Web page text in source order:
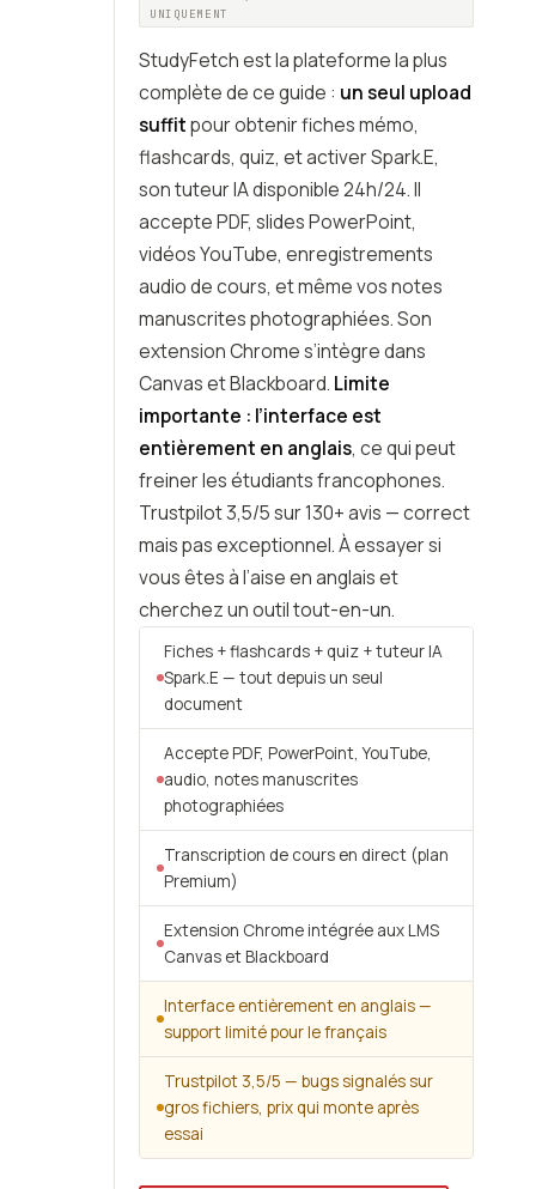
UNIQUEMENT
StudyFetch est la plateforme la plus
complète de ce guide : un seul upload
suffitpour obtenir fiches mémo,
flashcards, quiz, et activer Spark.E,
son tuteur IA disponible 24h/24. Il
accepte PDF, slides PowerPoint,
vidéos YouTube, enregistrements
audio de cours, et même vos notes
manuscrites photographiées. Son
extension Chrome s’intègre dans
Canvas et Blackboard. Limite
importante : l’interface est
entièrement en anglais, ce qui peut
freiner les étudiants francophones.
Trustpilot 3,5/5 sur 130+ avis — correct
mais pas exceptionnel. À essayer si
vous êtes à l’aise en anglais et
cherchez un outil tout-en-un.
Fiches + flashcards + quiz + tuteur IA
Spark.E — tout depuis un seul
document
Accepte PDF, PowerPoint, YouTube,
audio, notes manuscrites
photographiées
Transcription de cours en direct (plan
Premium)
Extension Chrome intégrée aux LMS
Canvas et Blackboard
Interface entièrement en anglais —
support limité pour le français
Trustpilot 3,5/5 — bugs signalés sur
gros fichiers, prix qui monte après
essai